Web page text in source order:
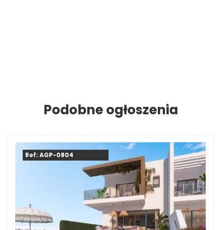
Podobne ogłoszenia
Ref: AGP-0804